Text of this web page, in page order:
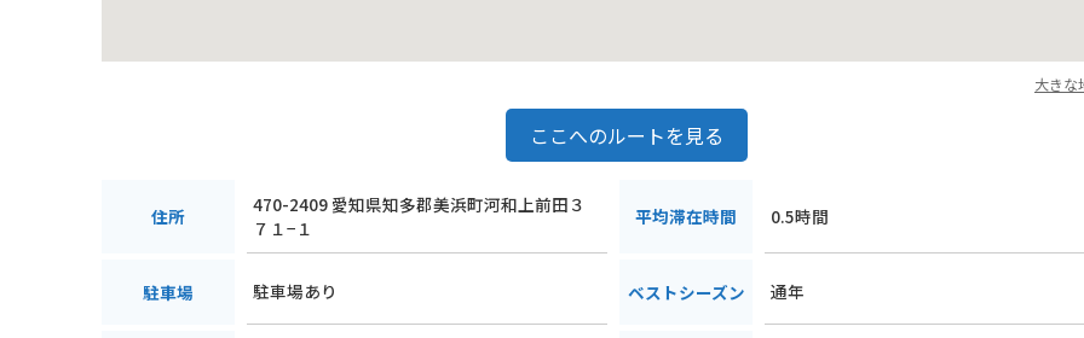
大きな
ここへのルートを見る
住所
470-2409 愛知県知多郡美浜町河和上前田３
７１−１
平均滞在時間 0.5時間
駐車場 駐車場あり ベストシーズン 通年